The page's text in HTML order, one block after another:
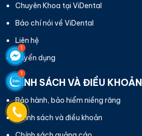
Chuyên Khoa tại ViDental
Báo chí nói về ViDental
Liên hệ
Tuyển dụng
CHÍNH SÁCH VÀ ĐIỀU KHOẢN
Bảo hành, bảo hiểm niềng răng
Chính sách và điều khoản